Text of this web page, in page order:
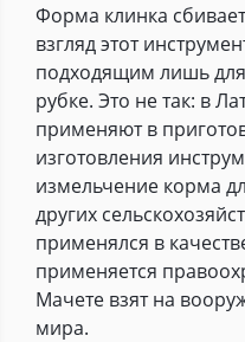
Форма клинка
взгляд этот
подходящим лишь
рубке. Это не так: в
применяют в
изготовления
измельчение корма
других
применялся в
применяется
Мачете взят на
мира.